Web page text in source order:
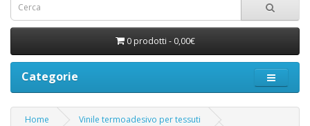
0 prodotti - 0,00€
Categorie
Home
Vinile termoadesivo per tessuti